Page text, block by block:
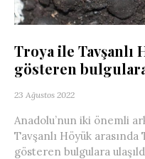
Troya ile Tavşanlı
gösteren
23 Ağustos 2022
Anadolu’nun iki önemli
Tavşanlı Höyük arasında
gösteren bulgulara